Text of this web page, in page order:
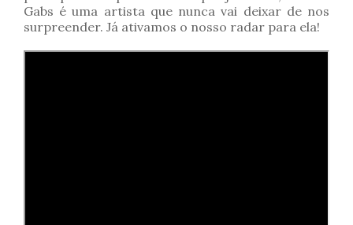
Gabs é uma artista que nunca vai deixar de nos
surpreender. Já ativamos o nosso radar para ela!